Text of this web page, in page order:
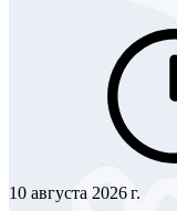
10 августа 2026 г.